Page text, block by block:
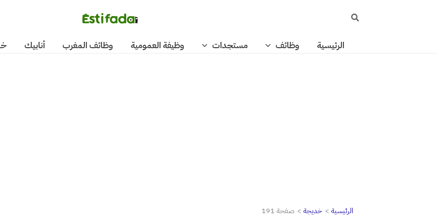
البحث
الرئيسية وظائف مستجدات وظيفة العمومية وظائف المغرب أنابيك
الرئيسية خديجة صفحة 191